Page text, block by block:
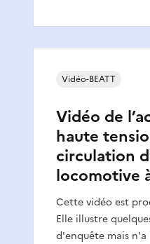
Vidéo de
haute
circulation
locomotive
Cette vidéo est
Elle illustre
d'enquête mais
Vidéo-BEATT